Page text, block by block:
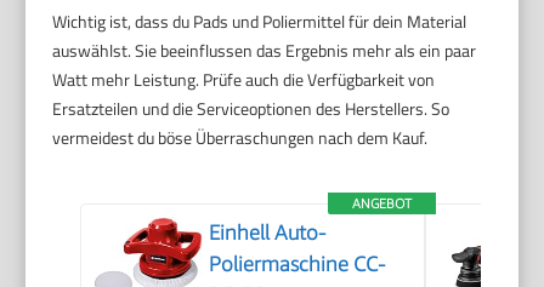
Wichtig ist, dass du Pads und Poliermittel für dein Material
auswählst. Sie beeinflussen das Ergebnis mehr als ein paar
Watt mehr Leistung. Prüfe auch die Verfügbarkeit von
Ersatzteilen und die Serviceoptionen des Herstellers. So
vermeidest du böse Überraschungen nach dem Kauf.
ANGEBOT
Einhell Auto-
Poliermaschine CC-